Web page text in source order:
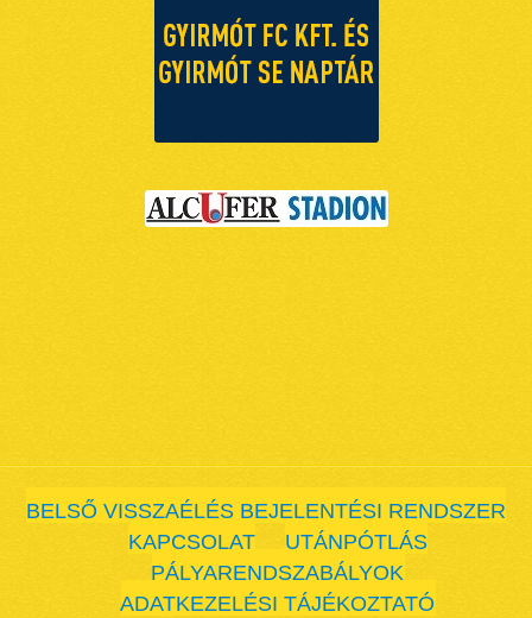
BELSŐ VISSZAÉLÉS BEJELENTÉSI RENDSZER
KAPCSOLAT
UTÁNPÓTLÁS
PÁLYARENDSZABÁLYOK
ADATKEZELÉSI TÁJÉKOZTATÓ